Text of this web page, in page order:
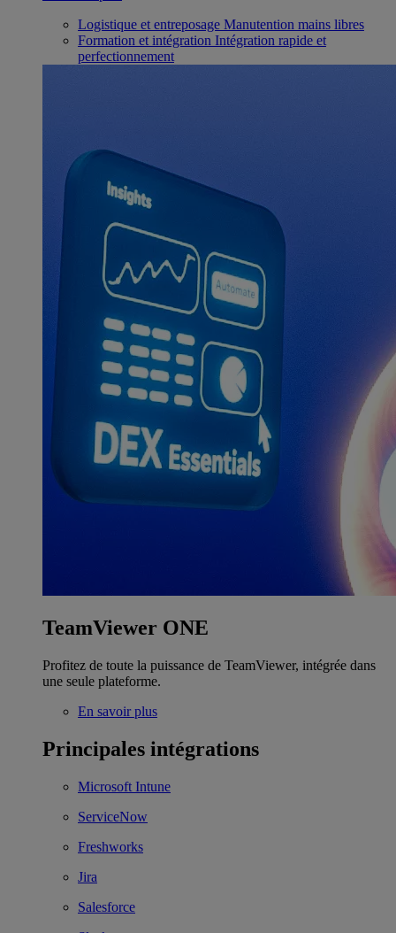
Logistique et entreposage Manutention mains libres
Formation et intégration Intégration rapide et
perfectionnement
TeamViewer ONE
Profitez de toute la puissance de TeamViewer, intégrée dans
une seule plateforme.
En savoir plus
Principales intégrations
Microsoft Intune
ServiceNow
Freshworks
Jira
Salesforce